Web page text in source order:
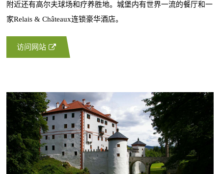
附近还有高尔夫球场和疗养胜地。城堡内有世界一流的餐厅和一
家Relais & Châteaux连锁豪华酒店。
访问网站